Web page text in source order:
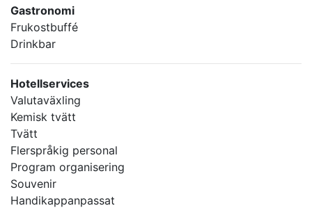
Gastronomi
Frukostbuffé
Drinkbar
Hotellservices
Valutaväxling
Kemisk tvätt
Tvätt
Flerspråkig personal
Program organisering
Souvenir
Handikappanpassat